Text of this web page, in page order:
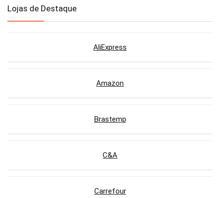
Lojas de Destaque
AliExpress
Amazon
Brastemp
C&A
Carrefour